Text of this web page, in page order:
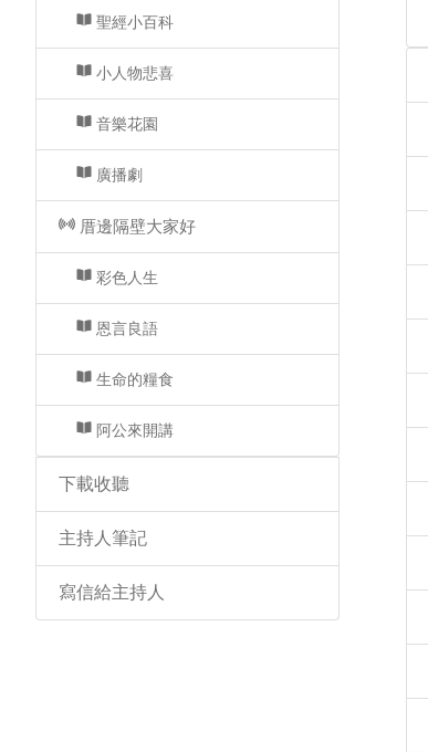
聖經小百科
小人物悲喜
音樂花園
廣播劇
厝邊隔壁大家好
彩色人生
恩言良語
生命的糧食
阿公來開講
下載收聽
主持人筆記
寫信給主持人